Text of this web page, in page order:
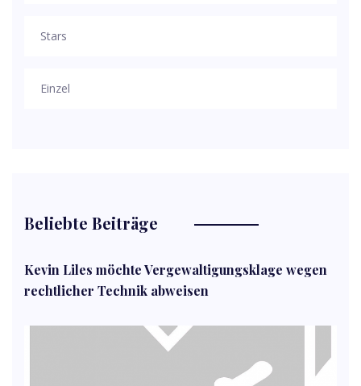
Stars
Einzel
Beliebte Beiträge
Kevin Liles möchte Vergewaltigungsklage wegen
rechtlicher Technik abweisen